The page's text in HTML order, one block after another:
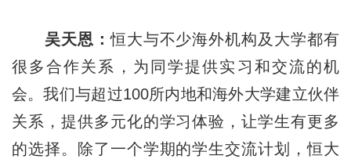
吴天恩：恒大与不少海外机构及大学都有
很多合作关系，为同学提供实习和交流的机
会。我们与超过100所内地和海外大学建立伙伴
关系，提供多元化的学习体验，让学生有更多
的选择。除了一个学期的学生交流计划，恒大